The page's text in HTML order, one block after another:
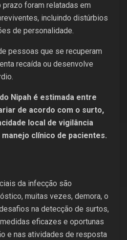
foram relatadas em
incluindo distúrbios
de personalidade.
pessoas que se recuperam
recaída ou desenvolve
Nipah é estimada entre
de acordo com o surto,
local de vigilância
clínico de pacientes.
da infecção são
muitas vezes, demora, o
na detecção de surtos,
eficazes e oportunas
e nas atividades de resposta